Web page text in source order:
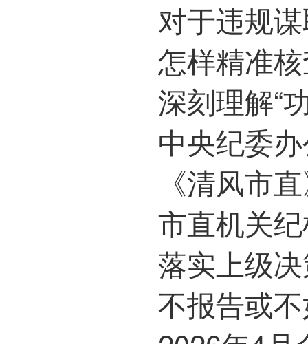
对于违规
怎样精准
深刻理解“
中央纪委
《清风市
市直机关
落实上级
不报告或